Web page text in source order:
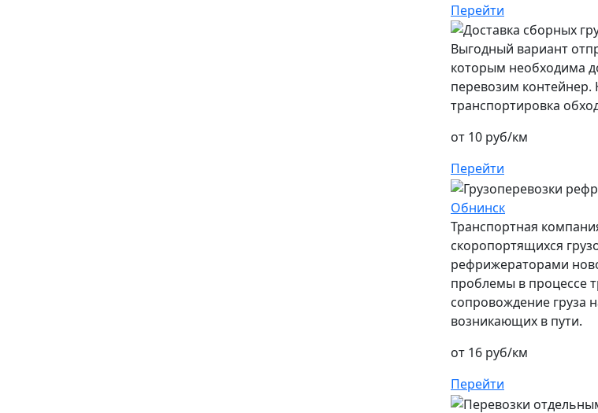
Перейти
Выгодный вариант
которым необходима
перевозим контейнер.
транспортировка
от 10 руб/км
Перейти
Обнинск
Транспортная
скоропортящихся
рефрижераторами
проблемы в процессе
сопровождение груза
возникающих в пути.
от 16 руб/км
Перейти